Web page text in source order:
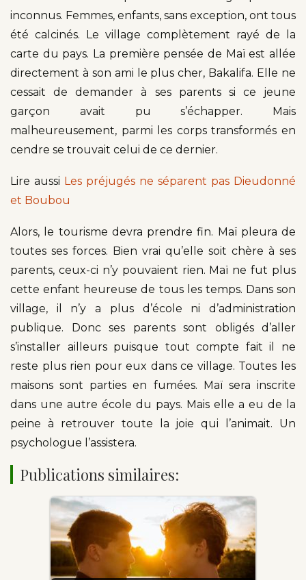
inconnus. Femmes, enfants, sans exception, ont tous
été calcinés. Le village complètement rayé de la
carte du pays. La première pensée de Maï est allée
directement à son ami le plus cher, Bakalifa. Elle ne
cessait de demander à ses parents si ce jeune
garçon avait pu s’échapper. Mais
malheureusement, parmi les corps transformés en
cendre se trouvait celui de ce dernier.
Lire aussi Les préjugés ne séparent pas Dieudonné
et Boubou
Alors, le tourisme devra prendre fin. Maï pleura de
toutes ses forces. Bien vrai qu’elle soit chère à ses
parents, ceux-ci n’y pouvaient rien. Maï ne fut plus
cette enfant heureuse de tous les temps. Dans son
village, il n’y a plus d’école ni d’administration
publique. Donc ses parents sont obligés d’aller
s’installer ailleurs puisque tout compte fait il ne
reste plus rien pour eux dans ce village. Toutes les
maisons sont parties en fumées. Maï sera inscrite
dans une autre école du pays. Mais elle a eu de la
peine à retrouver toute la joie qui l’animait. Un
psychologue l’assistera.
Publications similaires: